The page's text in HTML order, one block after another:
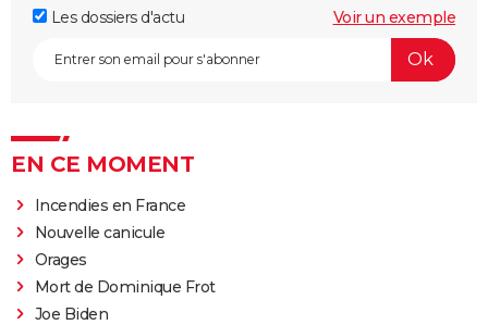
Les dossiers d'actu
Voir un exemple
EN CE MOMENT
Incendies en France
Nouvelle canicule
Orages
Mort de Dominique Frot
Joe Biden